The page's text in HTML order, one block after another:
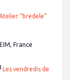
Atelier “bredele”
France
Les vendredis de